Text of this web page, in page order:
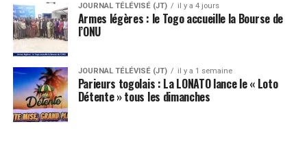
JOURNAL TÉLÉVISÉ (JT) il y a 4 jours
Armes légères : le Togo accueille la Bourse de
l’ONU
JOURNAL TÉLÉVISÉ (JT) il y a 1 semaine
Parieurs togolais : La LONATO lance le « Loto
Détente » tous les dimanches